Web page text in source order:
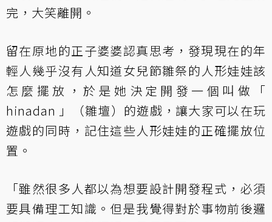
完，大笑離開。
留在原地的正子婆婆認真思考，發現現在的年
輕人幾乎沒有人知道女兒節雛祭的人形娃娃該
怎麼擺放，於是她決定開發一個叫做「
hinadan 」（雛壇）的遊戲，讓大家可以在玩
遊戲的同時，記住這些人形娃娃的正確擺放位
置。
「雖然很多人都以為想要設計開發程式，必須
要具備理工知識。但是我覺得對於事物前後邏